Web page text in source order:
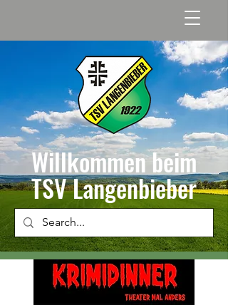
Willkommen beim
TSV Langenbieber